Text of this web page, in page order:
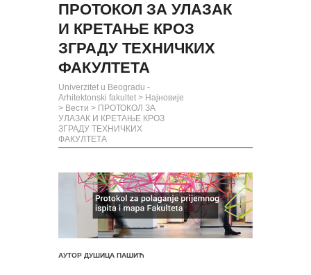
ПРОТОКОЛ ЗА УЛАЗАК
И КРЕТАЊЕ КРОЗ
ЗГРАДУ ТЕХНИЧКИХ
ФАКУЛТЕТА
Univerzitet u Beogradu -
Arhitektonski fakultet > Најновије
> Вести > ПРОТОКОЛ ЗА
УЛАЗАК И КРЕТАЊЕ КРОЗ
ЗГРАДУ ТЕХНИЧКИХ
ФАКУЛТЕТА
АУТОР ДУШИЦА ПАШИЋ